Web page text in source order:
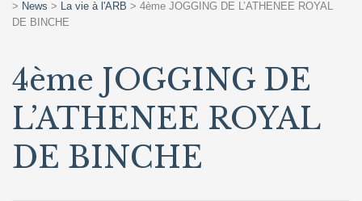
> News > La vie à l'ARB > 4ème JOGGING DE L’ATHENEE ROYAL
DE BINCHE
4ème JOGGING DE
L’ATHENEE ROYAL
DE BINCHE